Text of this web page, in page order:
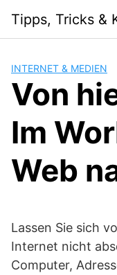
content
Tipps, Tricks &
INTERNET & MEDIEN
Von
Im
Web
Lassen Sie sich
Internet nicht
Computer,